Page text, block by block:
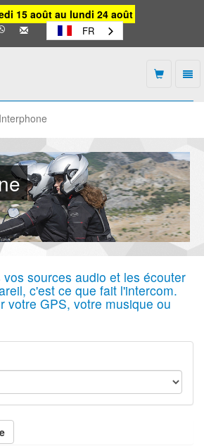
15 août au lundi 24 août
FR
Interphone
sources audio et les écouter
c'est ce que fait l'intercom.
votre GPS, votre musique ou